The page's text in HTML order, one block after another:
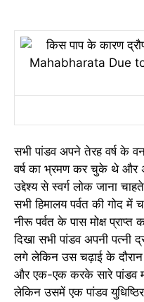
सभी पांडव अपने तेरह वर्ष के
वर्ष का भ्रमण कर चुके थे और
उद्देश्य से स्वर्ग लोक जाना
सभी हिमालय पर्वत की गोद
नीरू पर्वत के पास मोक्ष
दिखा सभी पांडव अपनी पत्नी
लगे लेकिन उस चढ़ाई के दौरान
और एक-एक करके सारे पांडव
लेकिन उसमें एक पांडव